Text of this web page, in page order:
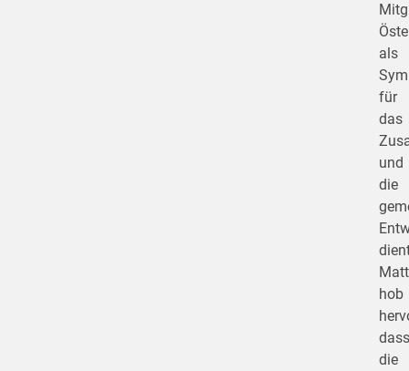
als
für
das
und
die
hob
dass
die